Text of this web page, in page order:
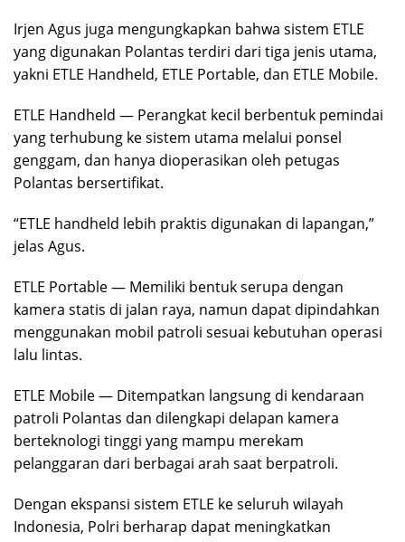
Irjen Agus juga mengungkapkan bahwa sistem ETLE
yang digunakan Polantas terdiri dari tiga jenis utama,
yakni ETLE Handheld, ETLE Portable, dan ETLE Mobile.
ETLE Handheld — Perangkat kecil berbentuk pemindai
yang terhubung ke sistem utama melalui ponsel
genggam, dan hanya dioperasikan oleh petugas
Polantas bersertifikat.
“ETLE handheld lebih praktis digunakan di lapangan,”
jelas Agus.
ETLE Portable — Memiliki bentuk serupa dengan
kamera statis di jalan raya, namun dapat dipindahkan
menggunakan mobil patroli sesuai kebutuhan operasi
lalu lintas.
ETLE Mobile — Ditempatkan langsung di kendaraan
patroli Polantas dan dilengkapi delapan kamera
berteknologi tinggi yang mampu merekam
pelanggaran dari berbagai arah saat berpatroli.
Dengan ekspansi sistem ETLE ke seluruh wilayah
Indonesia, Polri berharap dapat meningkatkan